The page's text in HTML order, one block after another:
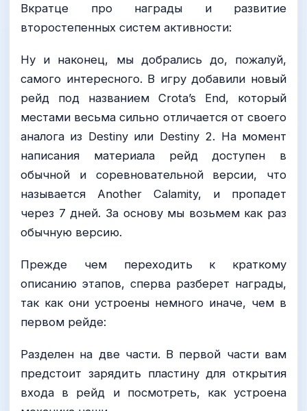
Вкратце про награды и развитие
второстепенных систем активности:
Ну и наконец, мы добрались до, пожалуй,
самого интересного. В игру добавили новый
рейд под названием Crota’s End, который
местами весьма сильно отличается от своего
аналога из Destiny или Destiny 2. На момент
написания материала рейд доступен в
обычной и соревновательной версии, что
называется Another Calamity, и пропадет
через 7 дней. За основу мы возьмем как раз
обычную версию.
Прежде чем переходить к краткому
описанию этапов, сперва разберет награды,
так как они устроены немного иначе, чем в
первом рейде:
Разделен на две части. В первой части вам
предстоит зарядить пластину для открытия
входа в рейд и посмотреть, как устроена